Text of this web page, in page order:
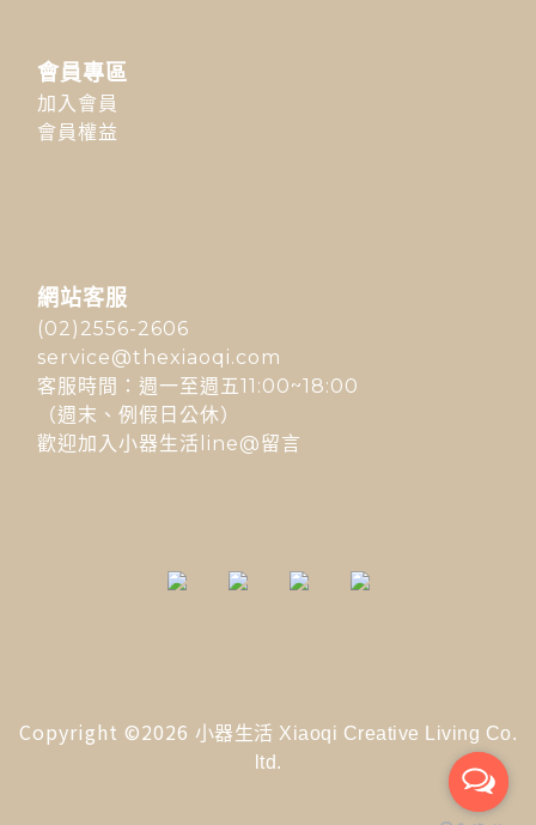
會員專區
加入會員
會員權益
網站客服
(02)2556-2606
service@thexiaoqi.com
客服時間：週一至週五11:00~18:00
（週末、例假日公休）
歡迎加入小器生活line@留言
Copyright ©2026 小器生活 Xiaoqi Creative Living Co.
ltd.